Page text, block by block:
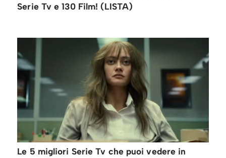
Serie Tv e 130 Film! (LISTA)
Le 5 migliori Serie Tv che puoi vedere in